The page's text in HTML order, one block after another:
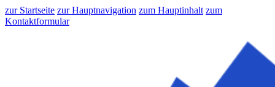
zur Startseite zur Hauptnavigation zum Hauptinhalt zum
Kontaktformular